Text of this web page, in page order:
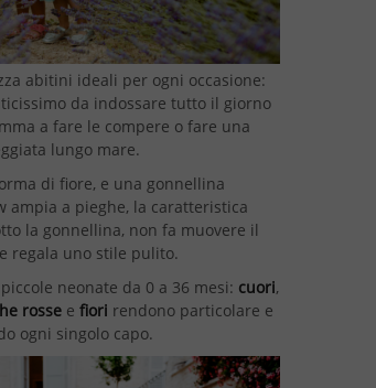
abitini ideali per ogni occasione:
da indossare tutto il giorno
a fare le compere o fare una
lungo mare.
di fiore, e una gonnellina
ampia a pieghe, la caratteristica
la gonnellina, non fa muovere il
regala uno stile pulito.
neonate da 0 a 36 mesi: cuori,
rossee fiori rendono particolare e
ogni singolo capo.